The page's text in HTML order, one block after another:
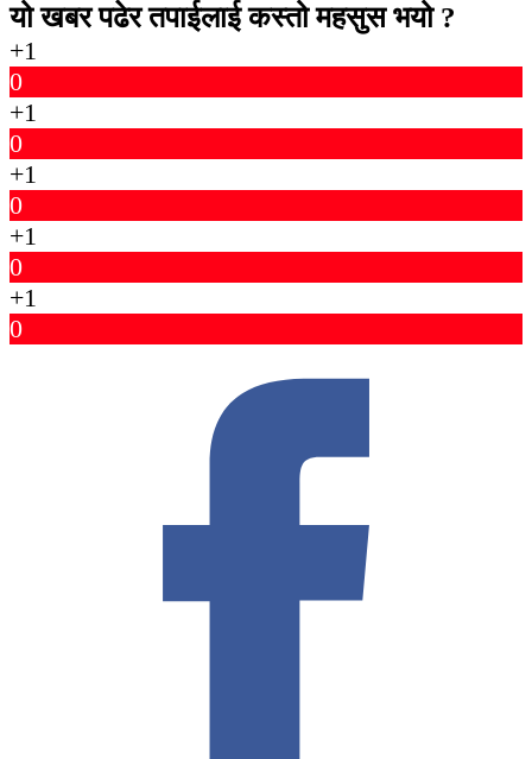
यो खबर पढेर तपाईलाई कस्तो महसुस भयो ?
+1
0
+1
0
+1
0
+1
0
+1
0